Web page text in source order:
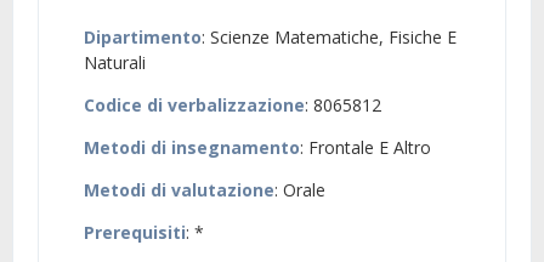
Dipartimento: Scienze Matematiche, Fisiche E
Naturali
Codice di verbalizzazione: 8065812
Metodi di insegnamento: Frontale E Altro
Metodi di valutazione: Orale
Prerequisiti: *